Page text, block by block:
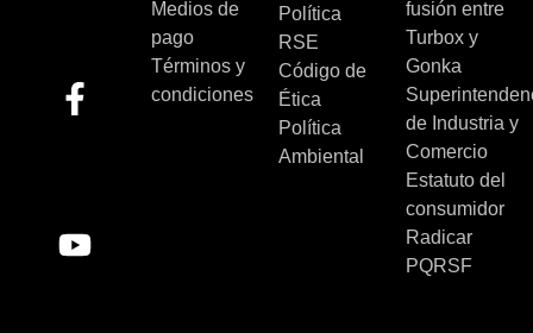
Medios de
pago
Términos y
condiciones
Política
RSE
Código de
Ética
Política
Ambiental
fusión entre
Turbox y
Gonka
de Industria y
Comercio
Estatuto del
consumidor
Radicar
PQRSF